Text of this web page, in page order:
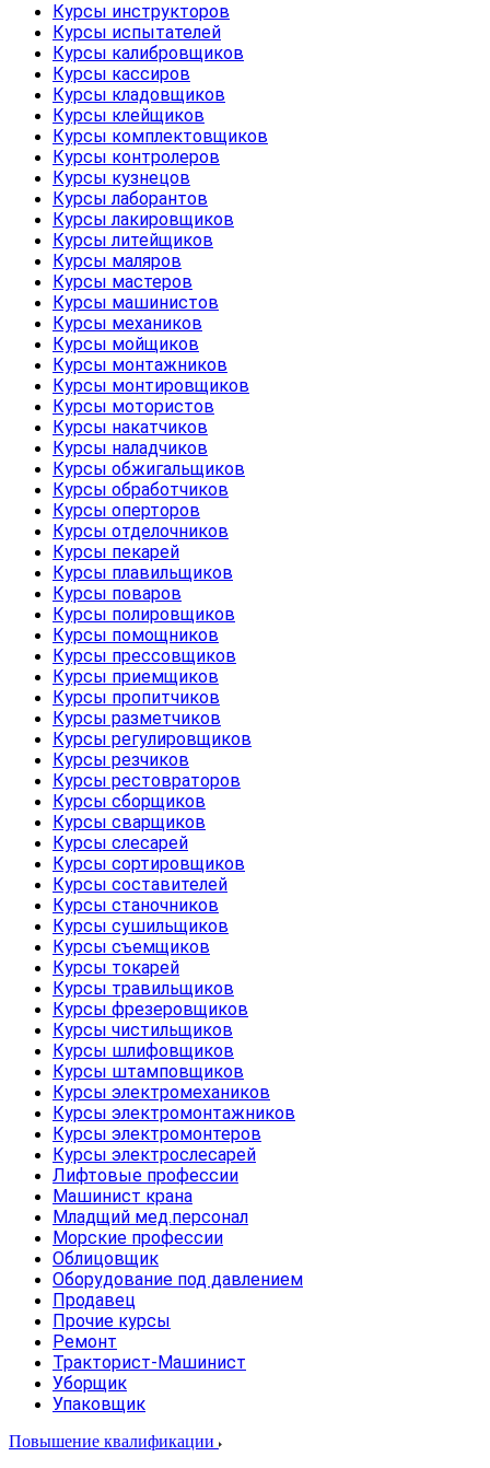
Курсы инструкторов
Курсы испытателей
Курсы калибровщиков
Курсы кассиров
Курсы кладовщиков
Курсы клейщиков
Курсы комплектовщиков
Курсы контролеров
Курсы кузнецов
Курсы лаборантов
Курсы лакировщиков
Курсы литейщиков
Курсы маляров
Курсы мастеров
Курсы машинистов
Курсы механиков
Курсы мойщиков
Курсы монтажников
Курсы монтировщиков
Курсы мотористов
Курсы накатчиков
Курсы наладчиков
Курсы обжигальщиков
Курсы обработчиков
Курсы оперторов
Курсы отделочников
Курсы пекарей
Курсы плавильщиков
Курсы поваров
Курсы полировщиков
Курсы помощников
Курсы прессовщиков
Курсы приемщиков
Курсы пропитчиков
Курсы разметчиков
Курсы регулировщиков
Курсы резчиков
Курсы рестовраторов
Курсы сборщиков
Курсы сварщиков
Курсы слесарей
Курсы сортировщиков
Курсы составителей
Курсы станочников
Курсы сушильщиков
Курсы съемщиков
Курсы токарей
Курсы травильщиков
Курсы фрезеровщиков
Курсы чистильщиков
Курсы шлифовщиков
Курсы штамповщиков
Курсы электромехаников
Курсы электромонтажников
Курсы электромонтеров
Курсы электрослесарей
Лифтовые профессии
Машинист крана
Младщий мед.персонал
Морские профессии
Облицовщик
Оборудование под давлением
Продавец
Прочие курсы
Ремонт
Тракторист-Машинист
Уборщик
Упаковщик
Повышение квалификации